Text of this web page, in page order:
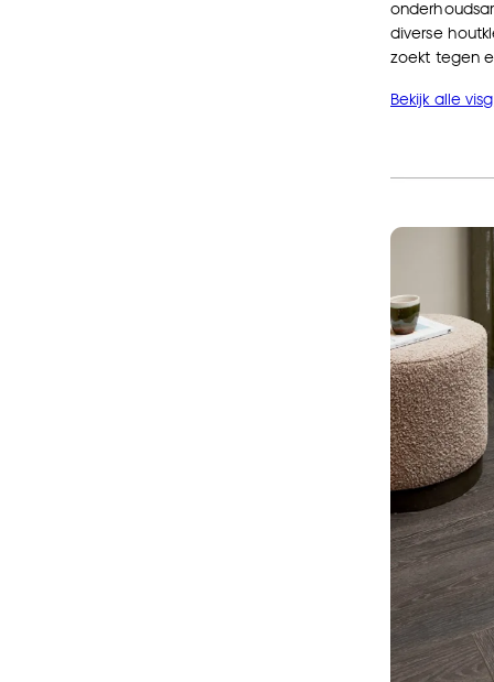
diverse
zoekt tegen
Bekijk alle